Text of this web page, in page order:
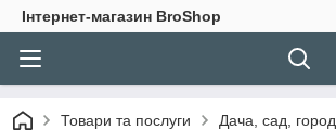
Інтернет-магазин BroShop
Товари та послуги Дача, сад, город